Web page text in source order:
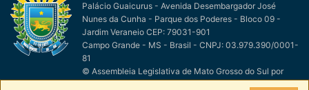
Palácio Guaicurus - Avenida Desembargador José
Nunes da Cunha - Parque dos Poderes - Bloco 09 -
Jardim Veraneio CEP: 79031-901
Campo Grande - MS - Brasil - CNPJ: 03.979.390/0001-
81
© Assembleia Legislativa de Mato Grosso do Sul por